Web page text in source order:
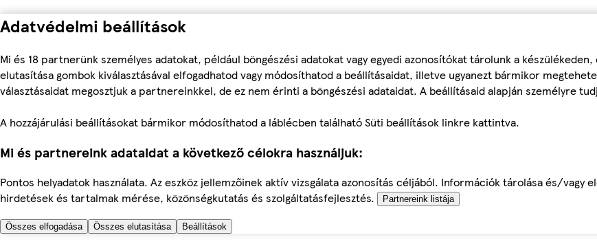
Adatvédelmi beállítások
Mi és 18 partnerünk személyes adatokat, például böngészési adatokat vagy egyedi azonosítókat tárolunk a
elutasítása gombok kiválasztásával elfogadhatod vagy módosíthatod a beállításaidat, illetve ugyanezt bármikor
választásaidat megosztjuk a partnereinkkel, de ez nem érinti a böngészési adataidat. A beállításaid alapján személyre
A hozzájárulási beállításokat bármikor módosíthatod a láblécben található Süti beállítások linkre kattintva.
Mi és partnereink adataidat a következő célokra használjuk:
Pontos helyadatok használata. Az eszköz jellemzőinek aktív vizsgálata azonosítás céljából. Információk tárolása és/
hirdetések és tartalmak mérése, közönségkutatás és szolgáltatásfejlesztés.
Partnereink listája
Összes elfogadása Összes elutasítása Beállítások